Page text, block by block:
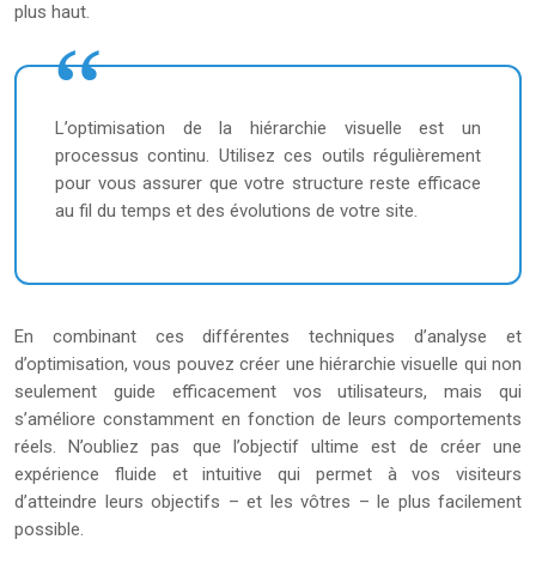
plus haut.
L’optimisation de la hiérarchie visuelle est un
processus continu. Utilisez ces outils régulièrement
pour vous assurer que votre structure reste efficace
au fil du temps et des évolutions de votre site.
En combinant ces différentes techniques d’analyse et
d’optimisation, vous pouvez créer une hiérarchie visuelle qui non
seulement guide efficacement vos utilisateurs, mais qui
s’améliore constamment en fonction de leurs comportements
réels. N’oubliez pas que l’objectif ultime est de créer une
expérience fluide et intuitive qui permet à vos visiteurs
d’atteindre leurs objectifs – et les vôtres – le plus facilement
possible.